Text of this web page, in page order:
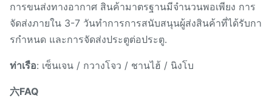
การขนส่งทางอากาศ สินค้ามาตรฐานมีจํานวนพอเพียง การ
จัดส่งภายใน 3-7 วันทําการการสนับสนุนผู้ส่งสินค้าที่ได้รับกา
รกําหนด และการจัดส่งประตูต่อประตู.
ท่าเรือ: เซ็นเจน / กวางโจว / ชานไฮ้ / นิงโบ
六FAQ